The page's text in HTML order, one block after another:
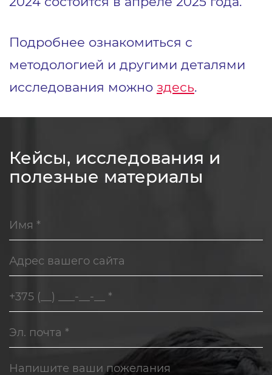
Подробнее ознакомиться с
методологией и другими деталями
исследования можно здесь.
Кейсы, исследования и
полезные материалы